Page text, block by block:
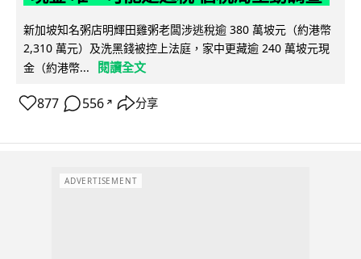
新加坡知名粥店明輝田雞粥老闆涉逃稅逾 380 萬坡元（約港幣
2,310 萬元）及洗黑錢被控上法庭，家中更藏逾 240 萬坡元現
金（約港幣...
閱讀全文
877 556 ↗ 分享
ADVERTISEMENT